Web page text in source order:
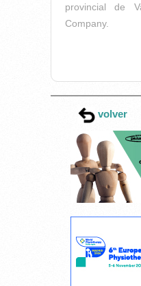
provincial de
Company.
volver